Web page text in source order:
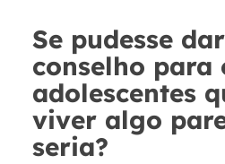
Se pudesse
conselho para
adolescentes
viver algo
seria?